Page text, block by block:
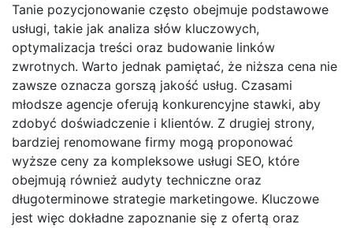
Tanie pozycjonowanie często obejmuje podstawowe
usługi, takie jak analiza słów kluczowych,
optymalizacja treści oraz budowanie linków
zwrotnych. Warto jednak pamiętać, że niższa cena nie
zawsze oznacza gorszą jakość usług. Czasami
młodsze agencje oferują konkurencyjne stawki, aby
zdobyć doświadczenie i klientów. Z drugiej strony,
bardziej renomowane firmy mogą proponować
wyższe ceny za kompleksowe usługi SEO, które
obejmują również audyty techniczne oraz
długoterminowe strategie marketingowe. Kluczowe
jest więc dokładne zapoznanie się z ofertą oraz